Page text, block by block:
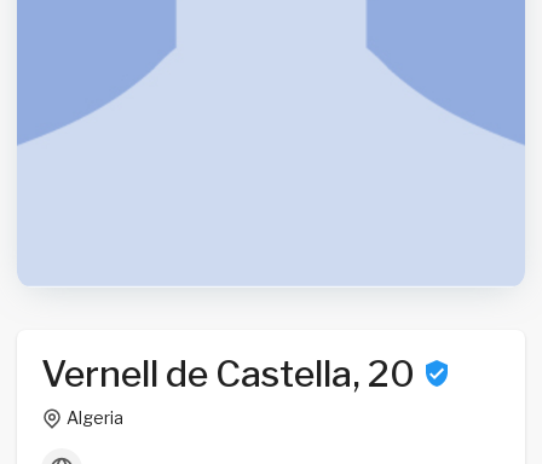
Vernell de Castella, 20
Algeria